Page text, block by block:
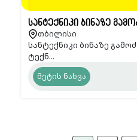
სანტექნიკი ბინაზე
თბილისი
სანტექნიკი ბინაზე
ტექნ...
მეტის ნახვა